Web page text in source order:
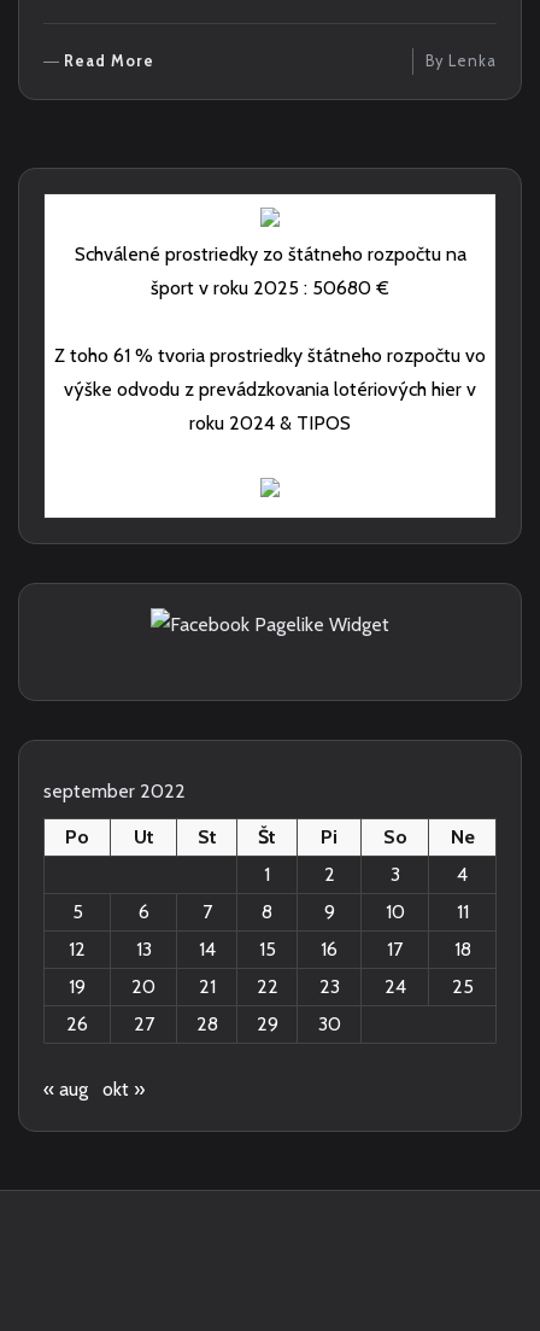
Read More
M
O
E
By Lenka
Schválené prostriedky zo štátneho rozpočtu na
šport v roku 2025 : 50680 €
Z toho 61 % tvoria prostriedky štátneho rozpočtu vo
výške odvodu z prevádzkovania lotériových hier v
roku 2024 & TIPOS
september 2022
Po
Ut St Št Pi So
Ne
1
2 3
4
5
6 7 8 9 10
11
12
13 14 15 16 17
18
19
20 21 22 23 24
25
26
27 28 29 30
« aug okt »